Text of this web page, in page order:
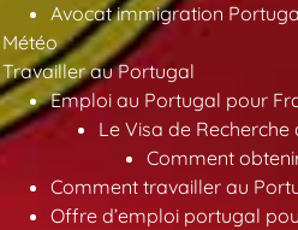
Avocat immigration
Météo
Travailler au Portugal
Emploi au Portugal pour
Le Visa de
Comment
Comment travailler au
Offre d’emploi portugal